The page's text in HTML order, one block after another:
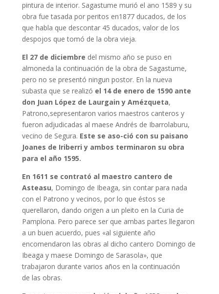
pintura de interior. Sagastume murió el ano 1589 y su
obra fue tasada por peritos en1877 ducados, de los
que habla que descontar 45 ducados, valor de los
despojos que tomó de la obra vieja.
El 27 de diciembre del mismo año se puso en
almoneda la continuación de la obra de Sagastume,
pero no se presentó ningun postor. En la nueva
subasta que se realizó el 14 de enero de 1590 ante
don Juan López de Laurgain y Amézqueta,
Patrono,sepresentaron varios maestros canteros y
fueron adjudicadas al maese Andrés de Ibarrolaburu,
vecino de Segura. Este se aso-ció con su paisano
Joanes de Iriberri y ambos terminaron su obra
para el año 1595.
En 1611 se contrató al maestro cantero de
Asteasu, Domingo de Ibeaga, sin contar para nada
con el Patrono y vecinos, por lo que éstos se
querellaron, dando origen a un pleito en la Curia de
Pamplona. Pero parece ser que ambas partes llegaron
a un buen acuerdo, pues «al siguiente año
encomendaron las obras al dicho cantero Domingo de
Ibeaga y maese Domingo de Sarasola», que
trabajaron durante varios años en la continuación
de las obras.